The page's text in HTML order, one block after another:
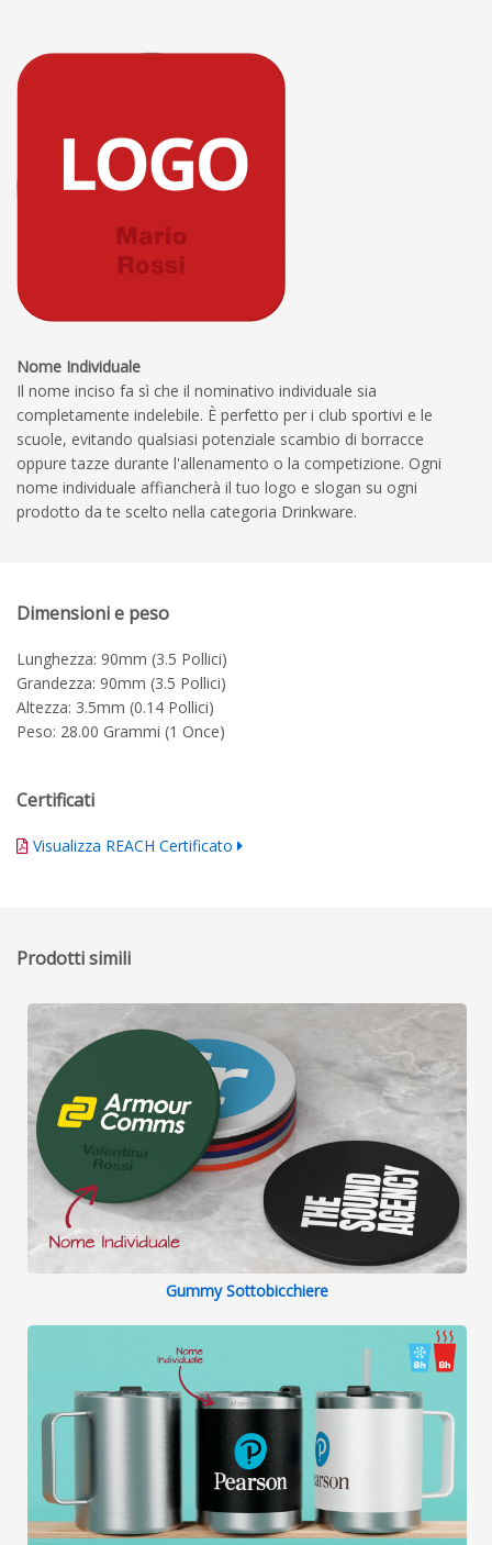
Nome Individuale
Il nome inciso fa sì che il nominativo individuale sia
completamente indelebile. È perfetto per i club sportivi e le
scuole, evitando qualsiasi potenziale scambio di borracce
oppure tazze durante l'allenamento o la competizione. Ogni
nome individuale affiancherà il tuo logo e slogan su ogni
prodotto da te scelto nella categoria Drinkware.
Dimensioni e peso
Lunghezza: 90mm (3.5 Pollici)
Grandezza: 90mm (3.5 Pollici)
Altezza: 3.5mm (0.14 Pollici)
Peso: 28.00 Grammi (1 Once)
Certificati
Visualizza REACH Certificato
Prodotti simili
Gummy Sottobicchiere